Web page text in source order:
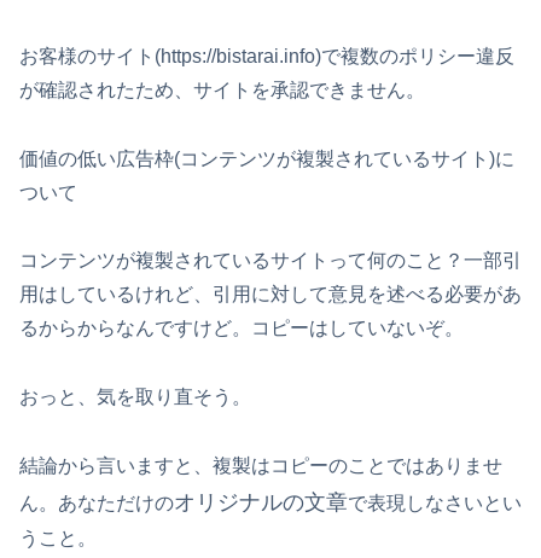
お客様のサイト(https://bistarai.info)で複数のポリシー違反
が確認されたため、サイトを承認できません。
価値の低い広告枠(コンテンツが複製されているサイト)に
ついて
コンテンツが複製されているサイトって何のこと？一部引
用はしているけれど、引用に対して意見を述べる必要があ
るからからなんですけど。コピーはしていないぞ。
おっと、気を取り直そう。
結論から言いますと、複製はコピーのことではありませ
ん。あなただけのオリジナルの文章で表現しなさいとい
うこと。